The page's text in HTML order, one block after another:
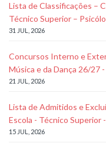
Lista de Classificações –
Técnico Superior –
31 JUL, 2026
Concursos Interno e
Música e da Dança 26/27
21 JUL, 2026
Lista de Admitidos e
Escola - Técnico Superior
15 JUL, 2026